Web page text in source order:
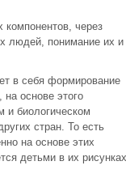
компонентов, через
людей, понимание их и
в себя формирование
основе этого
и биологическом
стран. То есть
на основе этих
детьми в их